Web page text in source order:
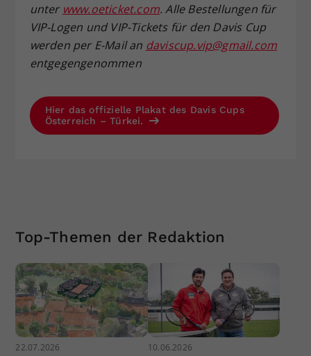
unter www.oeticket.com. Alle Bestellungen für
VIP-Logen und VIP-Tickets für den Davis Cup
werden per E-Mail an daviscup.vip@gmail.com
entgegengenommen
Hier das offizielle Plakat des Davis Cups
Österreich – Türkei.
Top-Themen der Redaktion
22.07.2026 10.06.2026